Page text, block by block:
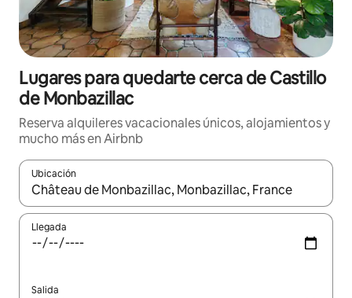
Lugares para quedarte cerca de Castillo
de Monbazillac
Reserva alquileres vacacionales únicos, alojamientos y
mucho más en Airbnb
Ubicación
Cuando los resultados estén disponibles, navega con las
Llegada
Salida